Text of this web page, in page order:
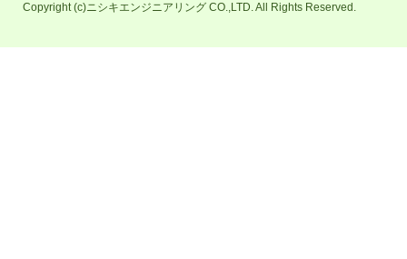
Copyright (c)ニシキエンジニアリング CO.,LTD. All Rights Reserved.